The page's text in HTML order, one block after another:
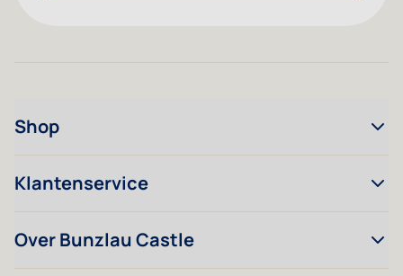
Shop
Klantenservice
Over Bunzlau Castle